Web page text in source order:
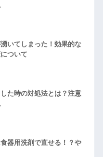
いてしまった！効果的な
ついて
た時の対処法とは？注意
器用洗剤で直せる！？や